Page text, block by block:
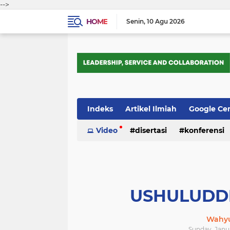
-->
HOME
Senin 10 Agu 2026
Indeks Artikel Ilmiah Google
Tips Trik Webometrics
Video disertasi konferensi